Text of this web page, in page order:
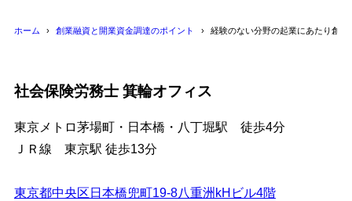
ホーム 創業融資と開業資金調達のポイント 経験のない分野の起業にあたり創
社会保険労務士 箕輪オフィス
東京メトロ茅場町・日本橋・八丁堀駅 徒歩4分
ＪＲ線 東京駅 徒歩13分
東京都中央区日本橋兜町19-8八重洲kHビル4階